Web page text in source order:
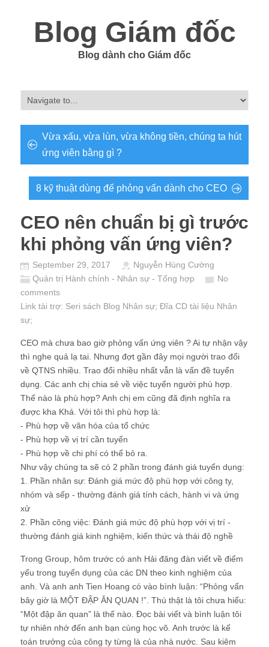
Blog Giám đốc
Blog dành cho Giám đốc
Vừa xấu, vừa lùn, vừa không tiền, chúng ta hút
ứng viên bằng gì ?
8 kỹ thuật dùng để phỏng vấn dành cho CEO
CEO nên chuẩn bị gì trước
khi phỏng vấn ứng viên?
September 29, 2017
Nguyễn Hùng Cường
Quản trị Hành chính - Nhân sự - Tổng hợp
No
comments
Link tài trợ: Seri sách Blog Nhân sự; Đĩa CD tài liệu Nhân
sự;
CEO mà chưa bao giờ phỏng vấn ứng viên ? Ai tự nhận vậy
thì nghe quả lạ tai. Nhưng đợt gần đây mọi người trao đổi
về QTNS nhiều. Trao đổi nhiều nhất vẫn là vấn đề tuyển
dụng. Các anh chị chia sẻ về việc tuyển người phù hợp.
Thế nào là phù hợp? Anh chị em cũng đã định nghĩa ra
được kha Khá. Với tôi thì phù hợp là:
- Phù hợp về văn hóa của tổ chức
- Phù hợp về vị trí cần tuyển
- Phù hợp về chi phí có thể bỏ ra.
Như vậy chúng ta sẽ có 2 phần trong đánh giá tuyển dụng:
1. Phần nhân sự: Đánh giá mức độ phù hợp với công ty,
nhóm và sếp - thường đánh giá tính cách, hành vi và ứng
xử
2. Phần công việc: Đánh giá mức độ phù hợp với vị trí -
thường đánh giá kinh nghiệm, kiến thức và thái độ nghề
Trong Group, hôm trước có anh Hải đăng đàn viết về điểm
yếu trong tuyển dụng của các DN theo kinh nghiệm của
anh. Và anh anh Tien Hoang có vào bình luận: “Phỏng vấn
bây giờ là MỘT ĐẬP ĂN QUAN !”. Thú thật là tôi chưa hiểu:
“Một đập ăn quan” là thế nào. Đọc bài viết và bình luận tôi
tự nhiên nhớ đến anh bạn cùng học võ. Anh trước là kế
toán trưởng của công ty từng là của nhà nước. Sau kiêm